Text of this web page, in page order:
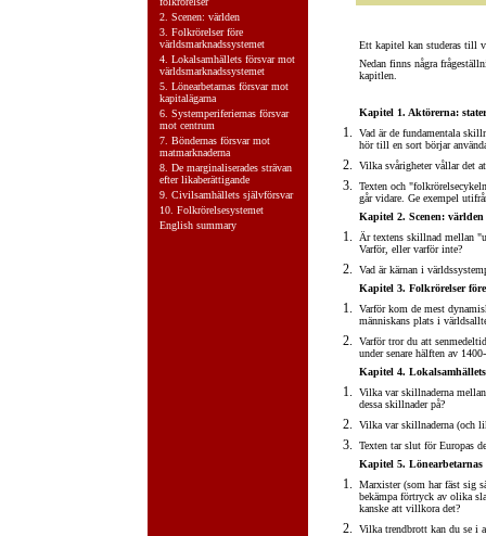
2. Scenen: världen
3. Folkrörelser före
världsmarknadssystemet
4. Lokalsamhällets försvar mot
världsmarknadssystemet
5. Lönearbetarnas försvar mot
kapitalägarna
6. Systemperiferiernas försvar
mot centrum
7. Böndernas försvar mot
matmarknaderna
8. De marginaliserades strävan
efter likaberättigande
9. Civilsamhällets självförsvar
10. Folkrörelsesystemet
English summary
Ett kapitel kan studeras till
Nedan finns några
kapitlen.
Kapitel 1. Aktörerna:
Vad är de fundamentala
hör till en sort börjar
Vilka svårigheter vållar det
Texten och
går vidare. Ge exempel
Kapitel 2. Scenen: världen
Är textens skillnad mellan
Varför, eller varför inte?
Vad är kärnan i
Kapitel 3. Folkrörelser
Varför kom de mest
människans plats i
Varför tror du att
under senare hälften av
Kapitel 4.
Vilka var skillnaderna
dessa skillnader på?
Vilka var skillnaderna (och
Texten tar slut för Europas
Kapitel 5.
Marxister (som har fäst sig
bekämpa förtryck av olika
kanske att villkora det?
Vilka trendbrott kan du se i